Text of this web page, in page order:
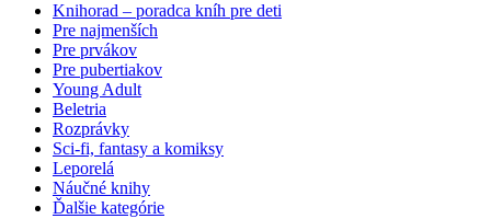
Knihorad – poradca kníh pre deti
Pre najmenších
Pre prvákov
Pre pubertiakov
Young Adult
Beletria
Rozprávky
Sci-fi, fantasy a komiksy
Leporelá
Náučné knihy
Ďalšie kategórie